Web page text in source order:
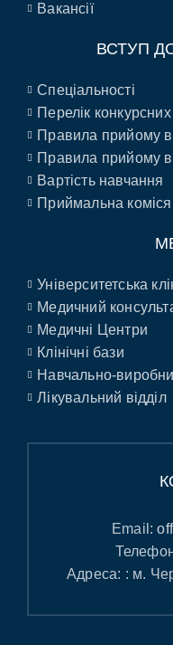
Вакансії
ВСТУП
Спеціальності
Перелік
Правила прийому в
Правила прийому
Вартість навчання
Приймальна коміся
Університетська
Медичний
Медичні Центри
Клінічні бази
Навчально-
Лікувальний відділ
Email:
Адреса: : м.